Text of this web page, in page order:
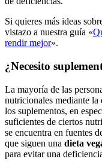
Si quieres más ideas
vistazo a nuestra guía «
rendir mejor».
¿Necesito
La mayoría de las
nutricionales mediante la
los suplementos, en
suficientes de ciertos
se encuentra en fuentes
que siguen una dieta
para evitar una